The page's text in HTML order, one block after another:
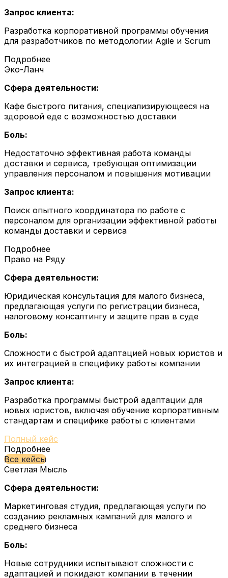
Запрос клиента:
Разработка корпоративной программы обучения
для разработчиков по методологии Agile и Scrum
Подробнее
Эко-Ланч
Сфера деятельности:
Кафе быстрого питания, специализирующееся на
здоровой еде с возможностью доставки
Боль:
Недостаточно эффективная работа команды
доставки и сервиса, требующая оптимизации
управления персоналом и повышения мотивации
Запрос клиента:
Поиск опытного координатора по работе с
персоналом для организации эффективной работы
команды доставки и сервиса
Подробнее
Право на Ряду
Сфера деятельности:
Юридическая консультация для малого бизнеса,
предлагающая услуги по регистрации бизнеса,
налоговому консалтингу и защите прав в суде
Боль:
Сложности с быстрой адаптацией новых юристов и
их интеграцией в специфику работы компании
Запрос клиента:
Разработка программы быстрой адаптации для
новых юристов, включая обучение корпоративным
стандартам и специфике работы с клиентами
Полный кейс
Подробнее
Все кейсы
Светлая Мысль
Сфера деятельности:
Маркетинговая студия, предлагающая услуги по
созданию рекламных кампаний для малого и
среднего бизнеса
Боль:
Новые сотрудники испытывают сложности с
адаптацией и покидают компании в течении